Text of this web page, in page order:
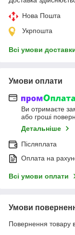
Нова Пошта
Укрпошта
Всі умови
Умови оплати
Ви отримаєте
або гроші
Детальніше
Післяплата
Оплата на
Всі умови оплати
Умови
Повернення товару